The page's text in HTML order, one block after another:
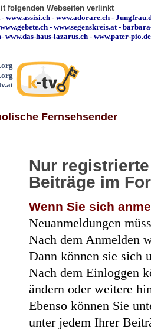
folgenden Webseiten verlinkt
- www.assisi.ch - www.adorare.ch -
www.gebete.ch - www.segenskreis.at-
- www.das-haus-lazarus.ch - www.pater-pio.de
Fernsehsender
Nur
Beiträge im
Wenn Sie sich
Neuanmeldungen
Nach dem Anmelden
Dann können sie sich
Nach dem Einloggen
ändern oder weitere
Ebenso können Sie
unter jedem Ihrer